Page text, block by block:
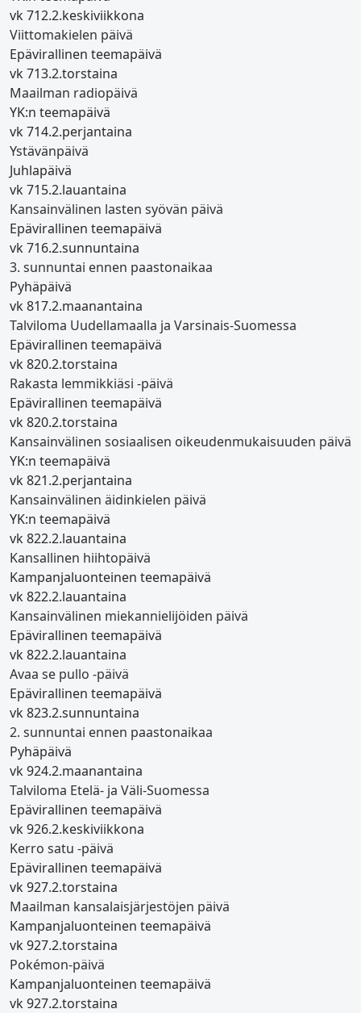
vk 712.2.keskiviikkona
Viittomakielen päivä
Epävirallinen teemapäivä
vk 713.2.torstaina
Maailman radiopäivä
YK:n teemapäivä
vk 714.2.perjantaina
Ystävänpäivä
Juhlapäivä
vk 715.2.lauantaina
Kansainvälinen lasten syövän päivä
Epävirallinen teemapäivä
vk 716.2.sunnuntaina
3. sunnuntai ennen paastonaikaa
Pyhäpäivä
vk 817.2.maanantaina
Talviloma Uudellamaalla ja Varsinais-Suomessa
Epävirallinen teemapäivä
vk 820.2.torstaina
Rakasta lemmikkiäsi -päivä
Epävirallinen teemapäivä
vk 820.2.torstaina
Kansainvälinen sosiaalisen oikeudenmukaisuuden päivä
YK:n teemapäivä
vk 821.2.perjantaina
Kansainvälinen äidinkielen päivä
YK:n teemapäivä
vk 822.2.lauantaina
Kansallinen hiihtopäivä
Kampanjaluonteinen teemapäivä
vk 822.2.lauantaina
Kansainvälinen miekannielijöiden päivä
Epävirallinen teemapäivä
vk 822.2.lauantaina
Avaa se pullo -päivä
Epävirallinen teemapäivä
vk 823.2.sunnuntaina
2. sunnuntai ennen paastonaikaa
Pyhäpäivä
vk 924.2.maanantaina
Talviloma Etelä- ja Väli-Suomessa
Epävirallinen teemapäivä
vk 926.2.keskiviikkona
Kerro satu -päivä
Epävirallinen teemapäivä
vk 927.2.torstaina
Maailman kansalaisjärjestöjen päivä
Kampanjaluonteinen teemapäivä
vk 927.2.torstaina
Pokémon-päivä
Kampanjaluonteinen teemapäivä
vk 927.2.torstaina